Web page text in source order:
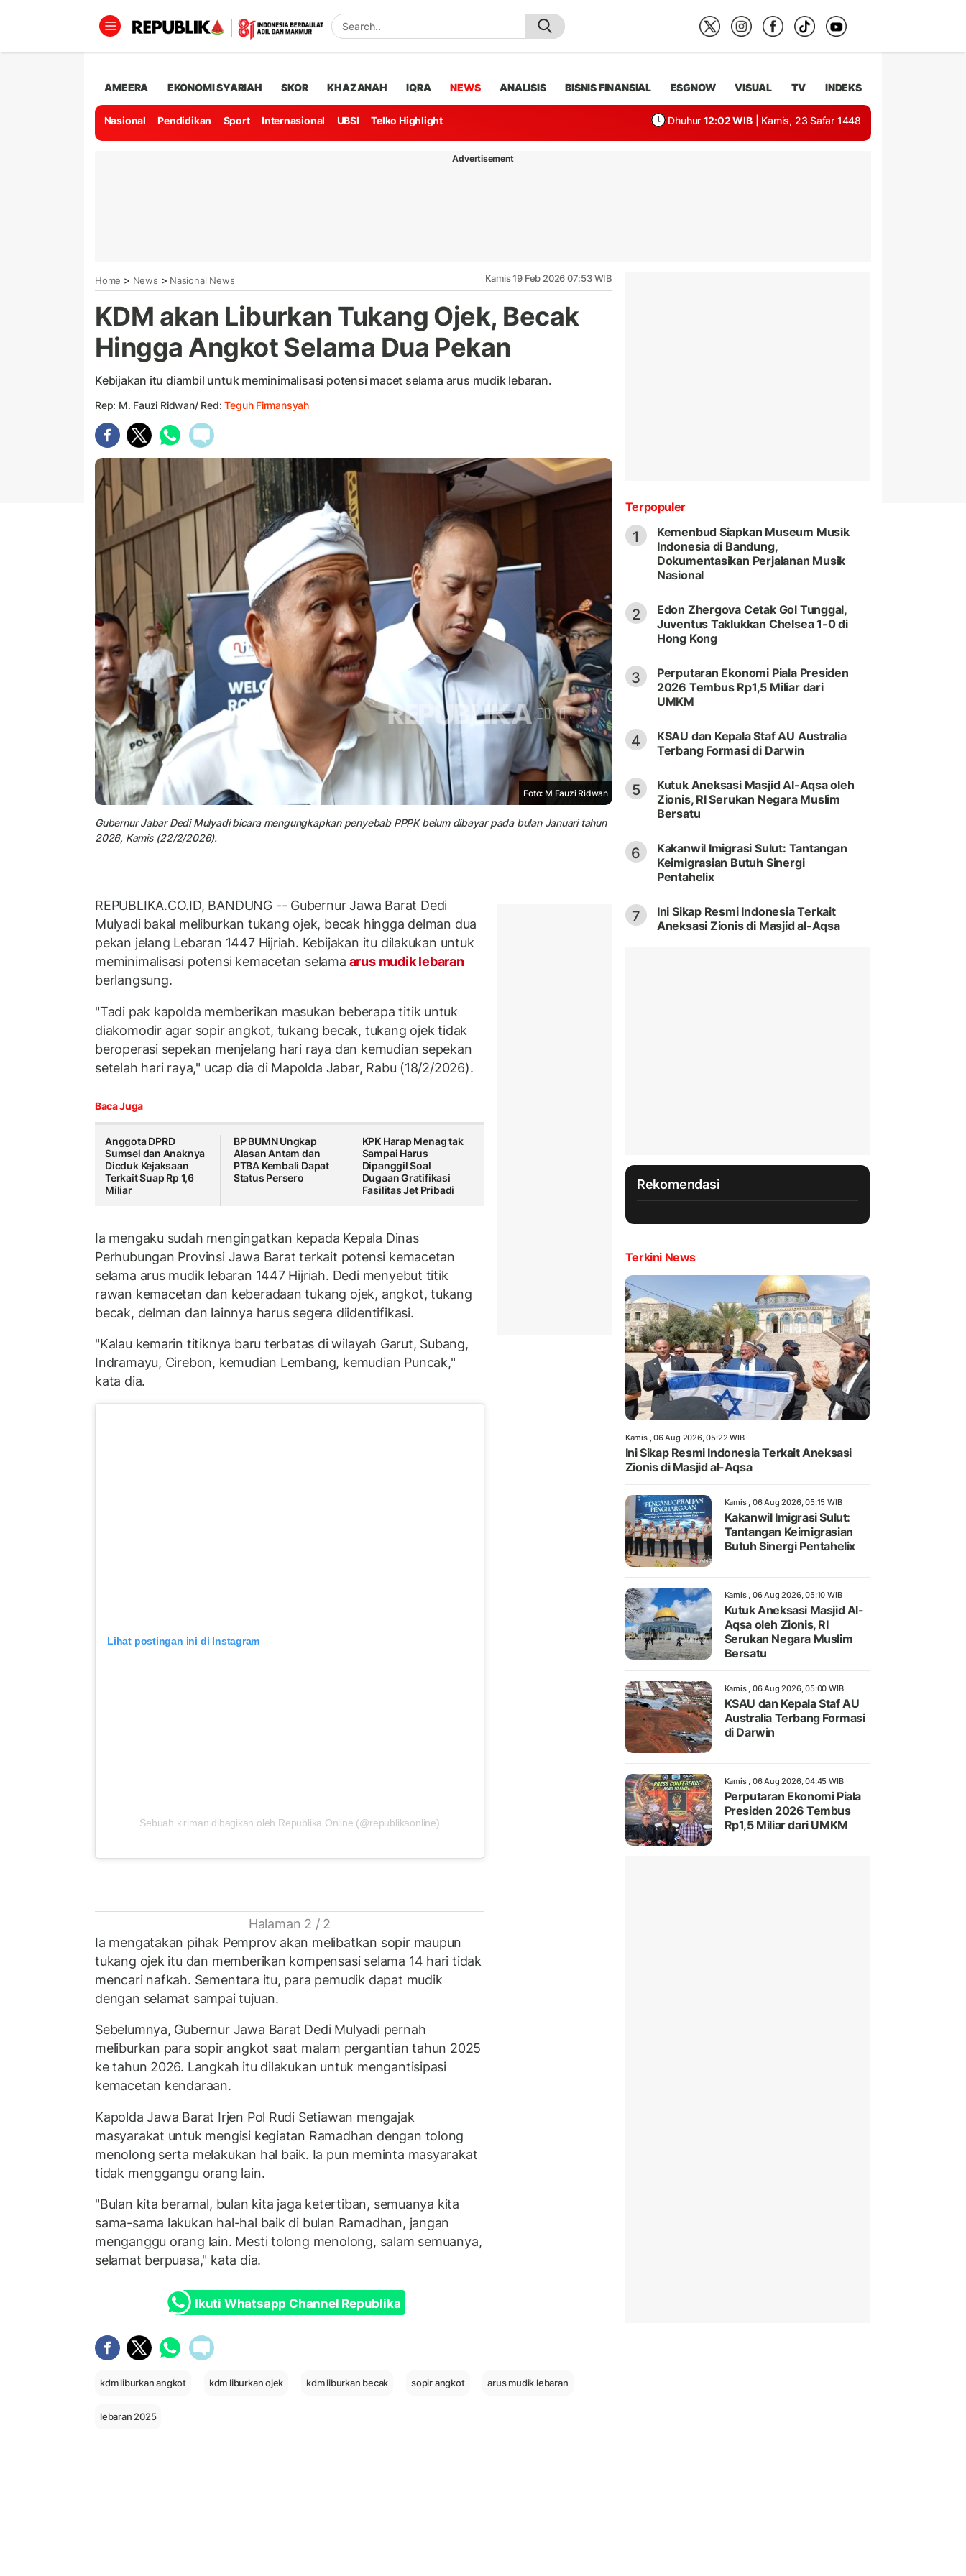
AMEERA EKONOMI SYARIAH SKOR KHAZANAH IQRA NEWS ANALISIS BISNIS FINANSIAL ESGNOW VISUAL TV INDEKS
Nasional Pendidikan Sport Internasional UBSI Telko Highlight Dhuhur 12:02 WIB | Kamis, 23 Safar 1448
Advertisement
Home > News > Nasional News Kamis 19 Feb 2026 07:53 WIB
KDM akan Liburkan Tukang Ojek, Becak
Hingga Angkot Selama Dua Pekan
Kebijakan itu diambil untuk meminimalisasi potensi macet selama arus mudik lebaran.
Rep: M. Fauzi Ridwan/ Red:Teguh Firmansyah
Foto: M Fauzi Ridwan
Gubernur Jabar Dedi Mulyadi bicara mengungkapkan penyebab PPPK belum dibayar pada bulan Januari tahun
2026, Kamis (22/2/2026).
REPUBLIKA.CO.ID, BANDUNG -- Gubernur Jawa Barat Dedi
Mulyadi bakal meliburkan tukang ojek, becak hingga delman dua
pekan jelang Lebaran 1447 Hijriah. Kebijakan itu dilakukan untuk
meminimalisasi potensi kemacetan selama arus mudik lebaran
berlangsung.
"Tadi pak kapolda memberikan masukan beberapa titik untuk
diakomodir agar sopir angkot, tukang becak, tukang ojek tidak
beroperasi sepekan menjelang hari raya dan kemudian sepekan
setelah hari raya," ucap dia di Mapolda Jabar, Rabu (18/2/2026).
Baca Juga
Anggota DPRD
Sumsel dan Anaknya
Dicduk Kejaksaan
Terkait Suap Rp 1,6
Miliar
BP BUMN Ungkap
Alasan Antam dan
PTBA Kembali Dapat
Status Persero
KPK Harap Menag tak
Sampai Harus
Dipanggil Soal
Dugaan Gratifikasi
Fasilitas Jet Pribadi
Ia mengaku sudah mengingatkan kepada Kepala Dinas
Perhubungan Provinsi Jawa Barat terkait potensi kemacetan
selama arus mudik lebaran 1447 Hijriah. Dedi menyebut titik
rawan kemacetan dan keberadaan tukang ojek, angkot, tukang
becak, delman dan lainnya harus segera diidentifikasi.
"Kalau kemarin titiknya baru terbatas di wilayah Garut, Subang,
Indramayu, Cirebon, kemudian Lembang, kemudian Puncak,"
kata dia.
Lihat postingan ini di Instagram
Sebuah kiriman dibagikan oleh Republika Online (@republikaonline)
Halaman 2 / 2
Ia mengatakan pihak Pemprov akan melibatkan sopir maupun
tukang ojek itu dan memberikan kompensasi selama 14 hari tidak
mencari nafkah. Sementara itu, para pemudik dapat mudik
dengan selamat sampai tujuan.
Sebelumnya, Gubernur Jawa Barat Dedi Mulyadi pernah
meliburkan para sopir angkot saat malam pergantian tahun 2025
ke tahun 2026. Langkah itu dilakukan untuk mengantisipasi
kemacetan kendaraan.
Kapolda Jawa Barat Irjen Pol Rudi Setiawan mengajak
masyarakat untuk mengisi kegiatan Ramadhan dengan tolong
menolong serta melakukan hal baik. Ia pun meminta masyarakat
tidak menggangu orang lain.
"Bulan kita beramal, bulan kita jaga ketertiban, semuanya kita
sama-sama lakukan hal-hal baik di bulan Ramadhan, jangan
menganggu orang lain. Mesti tolong menolong, salam semuanya,
selamat berpuasa," kata dia.
Ikuti Whatsapp Channel Republika
kdm liburkan angkot kdm liburkan ojek kdm liburkan becak sopir angkot arus mudik lebaran
lebaran 2025
Terpopuler
1
Kemenbud Siapkan Museum Musik
Indonesia di Bandung,
Dokumentasikan Perjalanan Musik
Nasional
2
Edon Zhergova Cetak Gol Tunggal,
Juventus Taklukkan Chelsea 1-0 di
Hong Kong
3
Perputaran Ekonomi Piala Presiden
2026 Tembus Rp1,5 Miliar dari
UMKM
4
KSAU dan Kepala Staf AU Australia
Terbang Formasi di Darwin
5
Kutuk Aneksasi Masjid Al-Aqsa oleh
Zionis, RI Serukan Negara Muslim
Bersatu
6
Kakanwil Imigrasi Sulut: Tantangan
Keimigrasian Butuh Sinergi
Pentahelix
7
Ini Sikap Resmi Indonesia Terkait
Aneksasi Zionis di Masjid al-Aqsa
Rekomendasi
Terkini News
Kamis , 06 Aug 2026, 05:22 WIB
Ini Sikap Resmi Indonesia Terkait Aneksasi
Zionis di Masjid al-Aqsa
Kamis , 06 Aug 2026, 05:15 WIB
Kakanwil Imigrasi Sulut:
Tantangan Keimigrasian
Butuh Sinergi Pentahelix
Kamis , 06 Aug 2026, 05:10 WIB
Kutuk Aneksasi Masjid Al-
Aqsa oleh Zionis, RI
Serukan Negara Muslim
Bersatu
Kamis , 06 Aug 2026, 05:00 WIB
KSAU dan Kepala Staf AU
Australia Terbang Formasi
di Darwin
Kamis , 06 Aug 2026, 04:45 WIB
Perputaran Ekonomi Piala
Presiden 2026 Tembus
Rp1,5 Miliar dari UMKM